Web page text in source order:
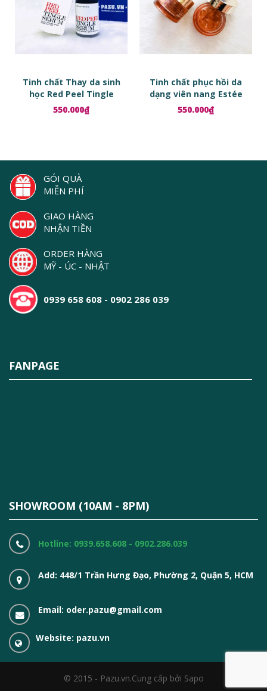
Tinh chất Thay da sinh
học Red Peel Tingle
Serum
550.000₫
Tinh chất phục hồi da
dạng viên nang Estée
Lauder Advanced Night
Repair Ampoules
550.000₫
GÓI QUÀ
MIỄN PHÍ
GIAO HÀNG
NHẬN TIỀN
ORDER HÀNG
MỸ - ÚC - NHẬT
0939 658 608 - 0902 286 039
FANPAGE
SHOWROOM (10AM - 8PM)
Hotline: 0939.658.608 - 0902.286.039
Add: 448/1 Trần Hưng Đạo, Phường 2, Quận 5, HCM
Email: oder.pazu@gmail.com
Website: pazu.vn
© 2015 - Pazu.vn.Cung cấp bởi Sapo